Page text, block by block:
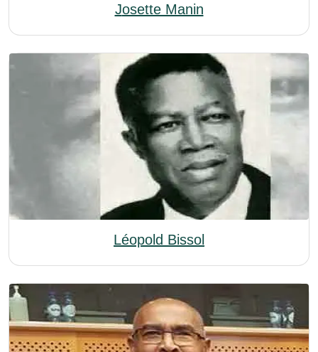
Josette Manin
Léopold Bissol